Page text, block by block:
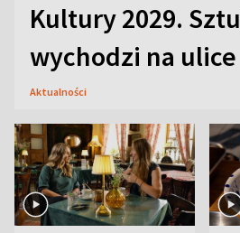
Kultury 2029.
wychodzi na ulice
Aktualności